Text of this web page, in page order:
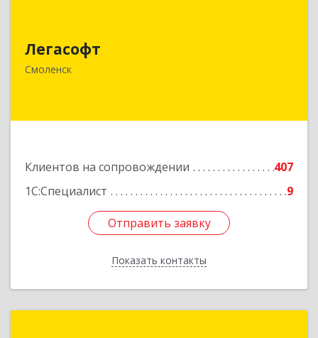
Легасофт
Смоленск
Клиентов на сопровождении
407
1С:Специалист
9
Отправить заявку
Показать контакты
214018, Смоленская обл, Смоленск г, Ново-
Отправить заявку
Назад